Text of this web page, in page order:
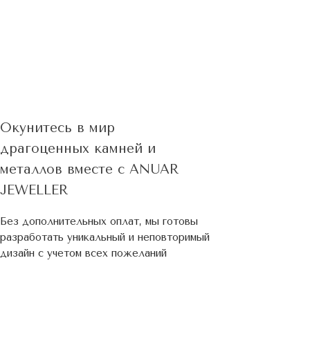
Окунитесь в мир
драгоценных камней и
металлов вместе с ANUAR
JEWELLER
Без дополнительных оплат, мы готовы
разработать уникальный и неповторимый
дизайн c учетом всех пожеланий